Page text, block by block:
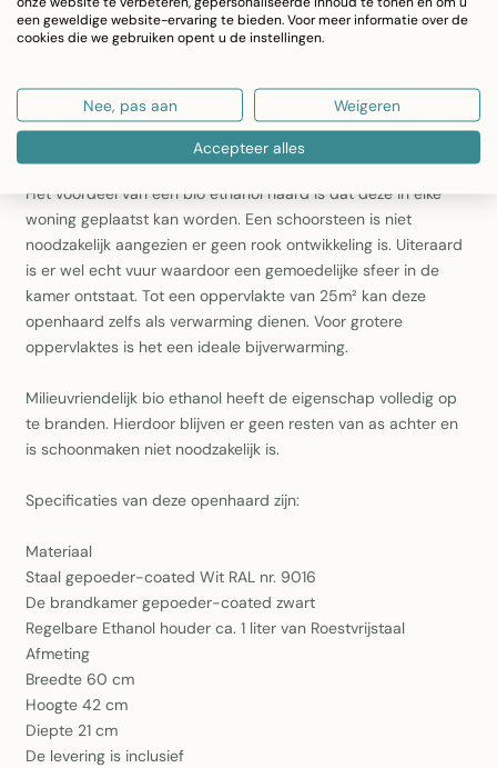
Deze openhaard wordt compleet bij u thuis geleverd en kan
mogelijk om dit model op de de bodem of andere ondergrond
neer te zetten. In de 3 meegeleverde branders past 0,5l gel of
Het voordeel van een bio ethanol haard is dat deze in elke
woning geplaatst kan worden. Een schoorsteen is niet
noodzakelijk aangezien er geen rook ontwikkeling is. Uiteraard
is er wel echt vuur waardoor een gemoedelijke sfeer in de
kamer ontstaat. Tot een oppervlakte van 25m² kan deze
openhaard zelfs als verwarming dienen. Voor grotere
oppervlaktes is het een ideale bijverwarming.
Milieuvriendelijk bio ethanol heeft de eigenschap volledig op
te branden. Hierdoor blijven er geen resten van as achter en
is schoonmaken niet noodzakelijk is.
Specificaties van deze openhaard zijn:
Materiaal
Staal gepoeder-coated Wit RAL nr. 9016
De brandkamer gepoeder-coated zwart
Regelbare Ethanol houder ca. 1 liter van Roestvrijstaal
Afmeting
Breedte 60 cm
Hoogte 42 cm
Diepte 21 cm
De levering is inclusief
een geweldige website-ervaring te bieden. Voor meer informatie over de
cookies die we gebruiken opent u de instellingen.
Nee, pas aan Weigeren
Accepteer alles